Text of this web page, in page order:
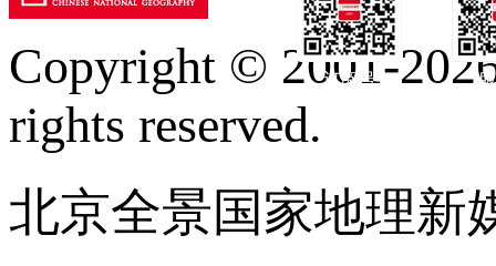
订阅号
Copyright © 2001-
rights reserved.
北京全景国家地理新